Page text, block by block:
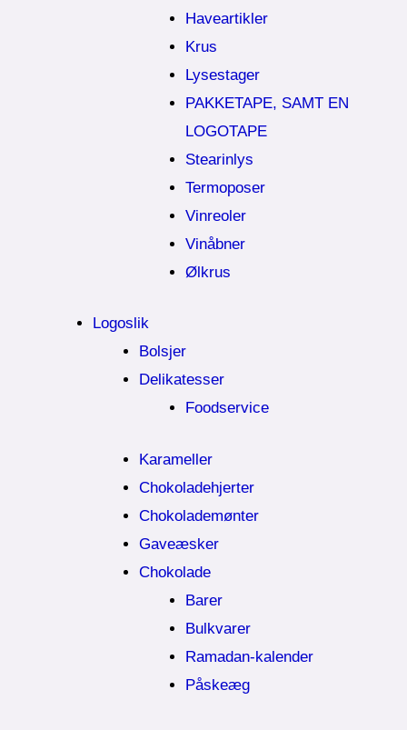
Haveartikler
Krus
Lysestager
PAKKETAPE, SAMT EN
LOGOTAPE
Stearinlys
Termoposer
Vinreoler
Vinåbner
Ølkrus
Logoslik
Bolsjer
Delikatesser
Foodservice
Karameller
Chokoladehjerter
Chokolademønter
Gaveæsker
Chokolade
Barer
Bulkvarer
Ramadan-kalender
Påskeæg